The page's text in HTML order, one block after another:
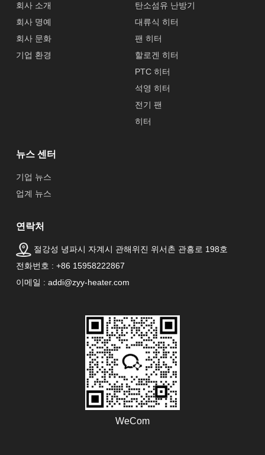
회사 소개
회사 명예
회사 문화
기업 환경
탄소섬유 난방기
대류식 히터
팬 히터
할로겐 히터
PTC 히터
석영 히터
전기 팬
히터
뉴스 센터
기업 뉴스
업계 뉴스
연락처
절강성 녕파시 자계시 관해위진 위서촌 관흥로 198호
전화번호 : +86 15958222867
이메일 : addi@zyy-heater.com
WeCom